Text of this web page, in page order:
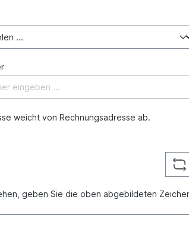
weicht von Rechnungsadresse ab.
geben Sie die oben abgebildeten